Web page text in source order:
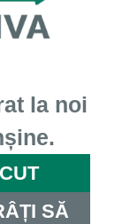
la noi
SĂ